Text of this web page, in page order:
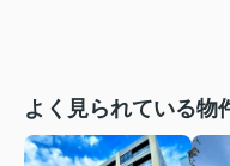
よく見られている物